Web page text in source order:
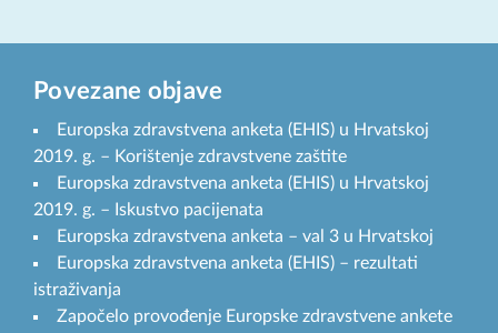
Povezane objave
Europska zdravstvena anketa (EHIS) u Hrvatskoj
2019. g. – Korištenje zdravstvene zaštite
Europska zdravstvena anketa (EHIS) u Hrvatskoj
2019. g. – Iskustvo pacijenata
Europska zdravstvena anketa – val 3 u Hrvatskoj
Europska zdravstvena anketa (EHIS) – rezultati
istraživanja
Započelo provođenje Europske zdravstvene ankete